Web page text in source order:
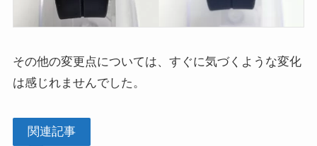
その他の変更点については、すぐに気づくような変化
は感じれませんでした。
関連記事